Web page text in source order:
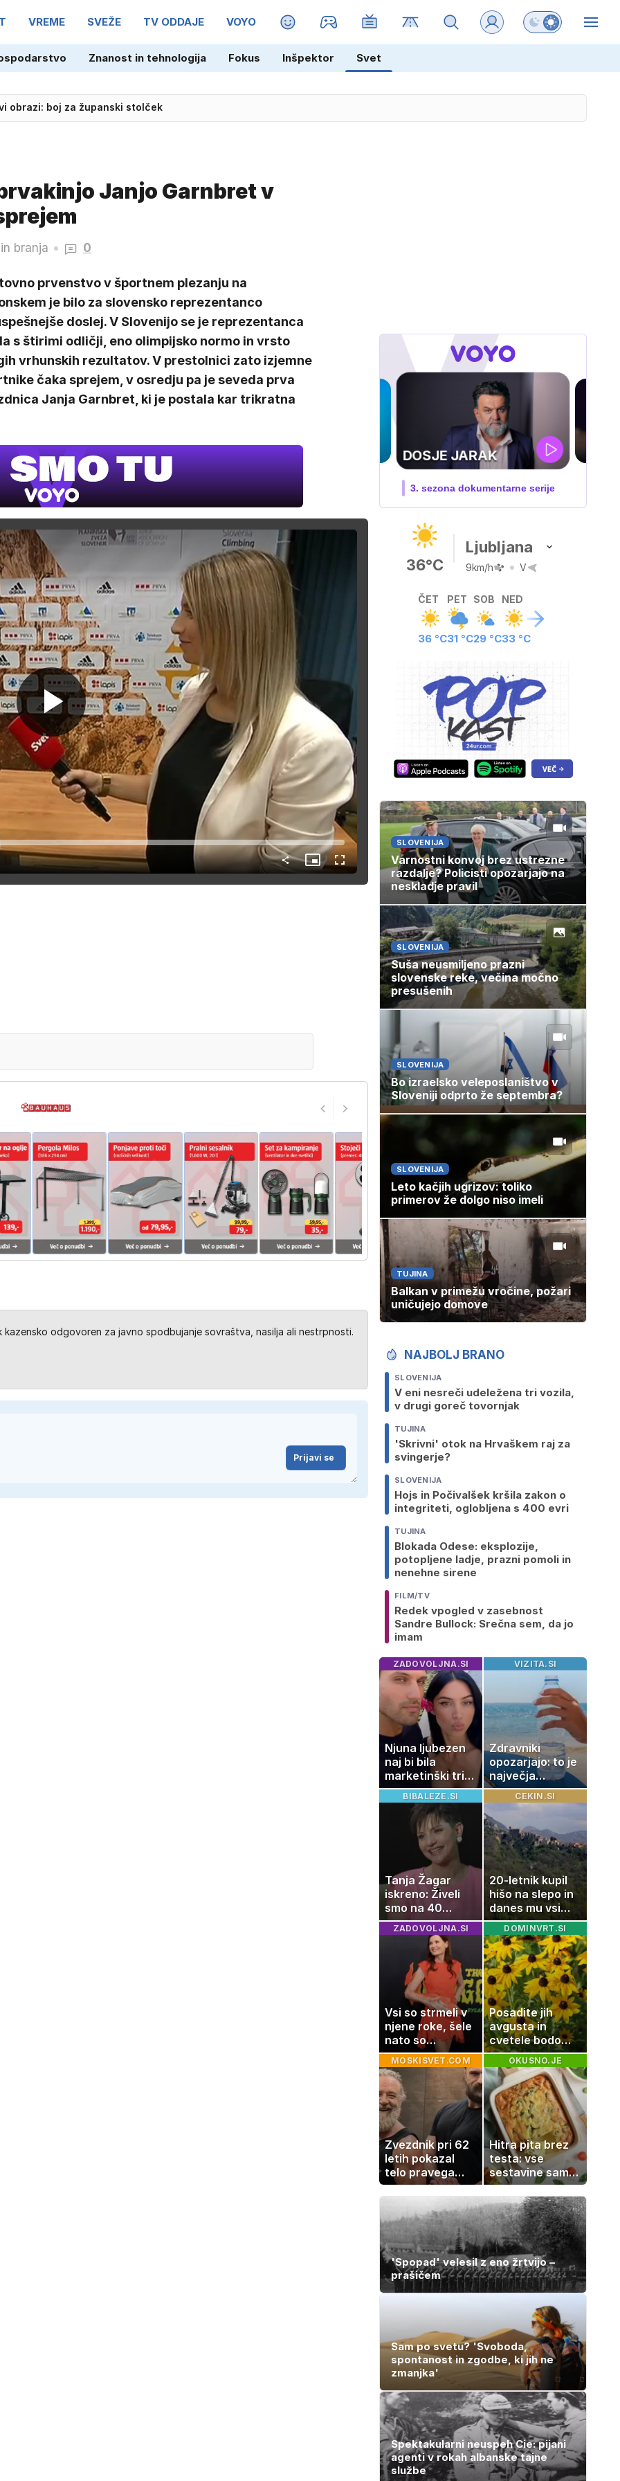
VREME SVEŽE TV ODDAJE VOYO MAGAZIN Preklopi barvni
Znanost in tehnologija Fokus Inšpektor Svet
obrazi: boj za županski stolček
Janjo Garnbret v
branja 0
prvenstvo v športnem plezanju na
je bilo za slovensko reprezentanco
doslej. V Slovenijo se je reprezentanca
s štirimi odličji, eno olimpijsko normo in vrsto
vrhunskih rezultatov. V prestolnici zato izjemne
čaka sprejem, v osredju pa je seveda prva
Janja Garnbret, ki je postala kar trikratna
Predvajaj
Slika
v
sliki
Celozaslonski
način
kazensko odgovoren za javno spodbujanje sovraštva, nasilja ali nestrpnosti.
Prijavi se
DOSJE JARAK
3. sezona dokumentarne serije
36°C
Ljubljana
9km/h V
ČET
36 °C
PET
31 °C
SOB
29 °C
NED
33 °C
SLOVENIJA
Varnostni konvoj brez ustrezne
razdalje? Policisti opozarjajo na
neskladje pravil
SLOVENIJA
Suša neusmiljeno prazni
slovenske reke, večina močno
presušenih
SLOVENIJA
Bo izraelsko veleposlaništvo v
Sloveniji odprto že septembra?
SLOVENIJA
Leto kačjih ugrizov: toliko
primerov že dolgo niso imeli
TUJINA
Balkan v primežu vročine, požari
uničujejo domove
NAJBOLJ BRANO
SLOVENIJA
V eni nesreči udeležena tri vozila,
v drugi goreč tovornjak
TUJINA
'Skrivni' otok na Hrvaškem raj za
svingerje?
SLOVENIJA
Hojs in Počivalšek kršila zakon o
integriteti, oglobljena s 400 evri
TUJINA
Blokada Odese: eksplozije,
potopljene ladje, prazni pomoli in
nenehne sirene
FILM/TV
Redek vpogled v zasebnost
Sandre Bullock: Srečna sem, da jo
imam
ZADOVOLJNA.SI
Njuna ljubezen
naj bi bila
marketinški trik,
tako se odzivata
na govorice
VIZITA.SI
Zdravniki
opozarjajo: to je
največja
napaka, ki jo
ljudje delajo med
vročino
BIBALEZE.SI
Tanja Žagar
iskreno: Živeli
smo na 40
kvadratih, a
imela sem vse,
kar otrok
potrebuje
CEKIN.SI
20-letnik kupil
hišo na slepo in
danes mu vsi
zavidajo
ZADOVOLJNA.SI
Vsi so strmeli v
njene roke, šele
nato so
ugotovili, kaj
drži
DOMINVRT.SI
Posadite jih
avgusta in
cvetele bodo
vse do zime
MOSKISVET.COM
Zvezdnik pri 62
letih pokazal
telo pravega
gladiatorja
OKUSNO.JE
Hitra pita brez
testa: vse
sestavine samo
zmešate in
pečica opravi
ostalo
'Spopad' velesil z eno žrtvijo –
prašičem
Sam po svetu? 'Svoboda,
spontanost in zgodbe, ki jih ne
zmanjka'
Spektakularni neuspeh Cie: pijani
agenti v rokah albanske tajne
službe